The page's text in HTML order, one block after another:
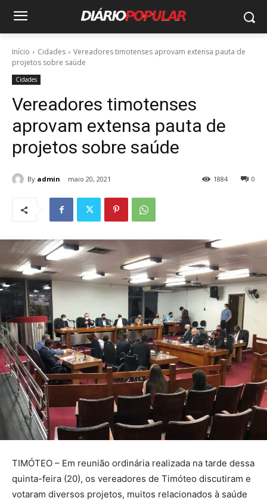
Início Cidades
Vereadores timotenses aprovam extensa pauta de
projetos sobre saúde
Cidades
Vereadores timotenses
aprovam extensa pauta de
projetos sobre saúde
By admin maio 20, 2021 0
1884
TIMÓTEO – Em reunião ordinária realizada na tarde dessa
quinta-feira (20), os vereadores de Timóteo discutiram e
votaram diversos projetos, muitos relacionados à saúde